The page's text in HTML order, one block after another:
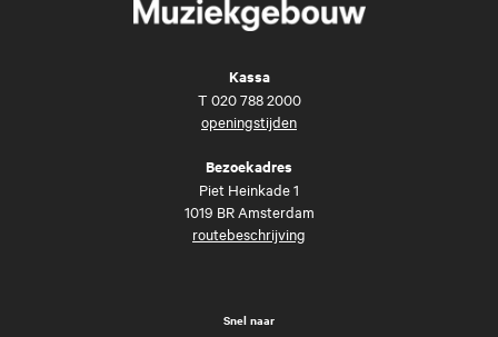
Kassa
T 020 788 2000
openingstijden
Bezoekadres
Piet Heinkade 1
1019 BR Amsterdam
routebeschrijving
Snel naar